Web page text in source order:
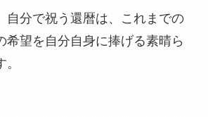
自分で祝う還暦は、これまでの
希望を自分自身に捧げる素晴ら